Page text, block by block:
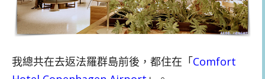
我總共在去返法羅群島前後，都住在「Comfort